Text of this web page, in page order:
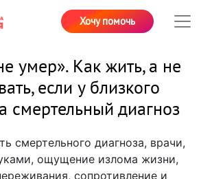
Хочу помочь
умер». Как жить, а не
если у близкого
смертельный диагноз
смертельного диагноза, врачи,
ощущение излома жизни,
сопротивление и